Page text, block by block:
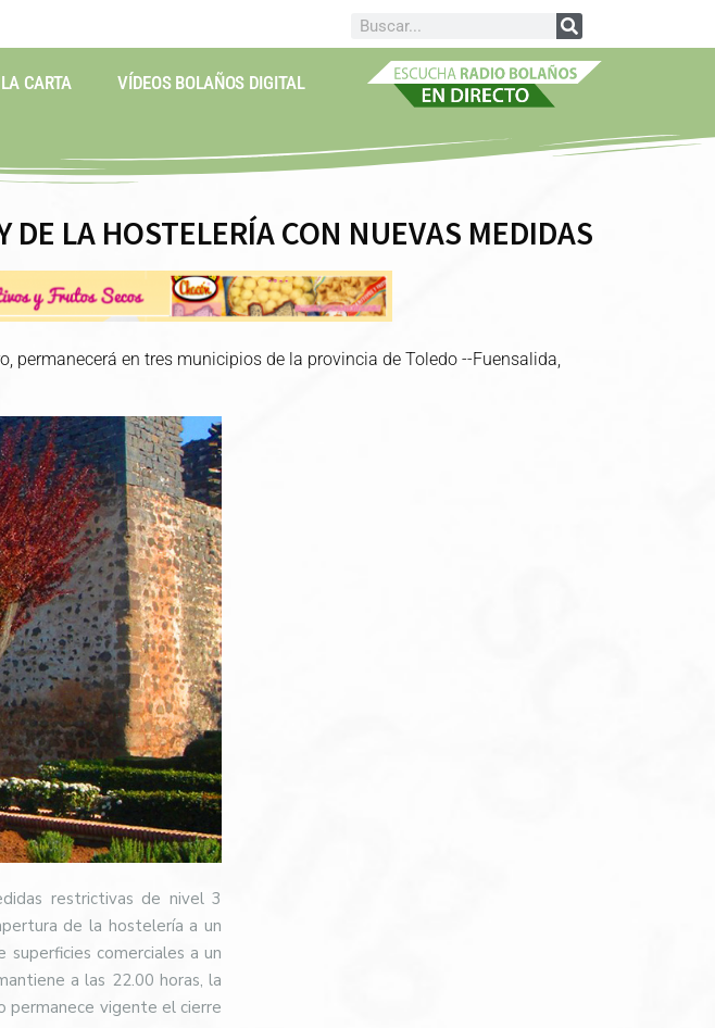
CARTA VÍDEOS BOLAÑOS DIGITAL
LA HOSTELERÍA CON NUEVAS MEDIDAS
permanecerá en tres municipios de la provincia de Toledo --Fuensalida,
restrictivas de nivel 3
de la hostelería a un
comerciales a un
a las 22.00 horas, la
permanece vigente el cierre